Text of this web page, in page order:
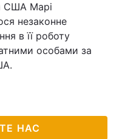
США Марі
незаконне
в її роботу
особами за
НАС